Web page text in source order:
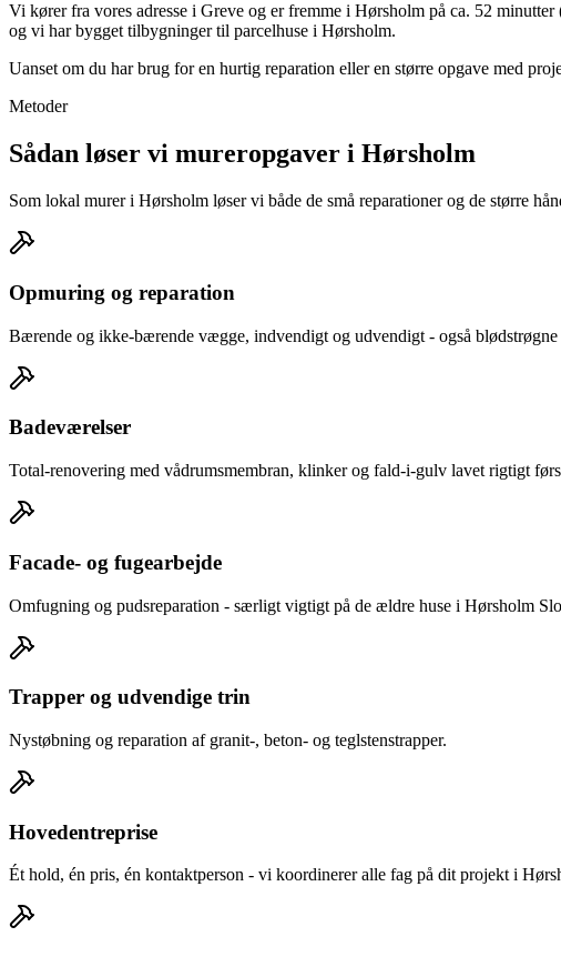
Vi kører fra vores adresse i Greve og er fremme i Hørsholm på ca. 52
og vi har bygget tilbygninger til parcelhuse i Hørsholm.
Uanset om du har brug for en hurtig reparation eller en større opgave med
Metoder
Sådan løser vi mureropgaver i Hørsholm
Som lokal murer i Hørsholm løser vi både de små reparationer og de større
Opmuring og reparation
Bærende og ikke-bærende vægge, indvendigt og udvendigt - også blødstrøgne
Badeværelser
Total-renovering med vådrumsmembran, klinker og fald-i-gulv lavet rigtigt
Facade- og fugearbejde
Omfugning og pudsreparation - særligt vigtigt på de ældre huse i Hørsholm
Trapper og udvendige trin
Nystøbning og reparation af granit-, beton- og teglstenstrapper.
Hovedentreprise
Ét hold, én pris, én kontaktperson - vi koordinerer alle fag på dit projekt i